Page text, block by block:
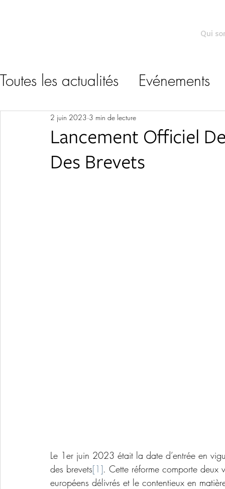
Qui
Toutes les actualités Evénements
Lancement Officiel
Des Brevets
2 juin 2023 3 min de lecture
Le 1er juin 2023 était la date d’entrée en
des brevets[1]. Cette réforme comporte deux
européens délivrés et le contentieux en